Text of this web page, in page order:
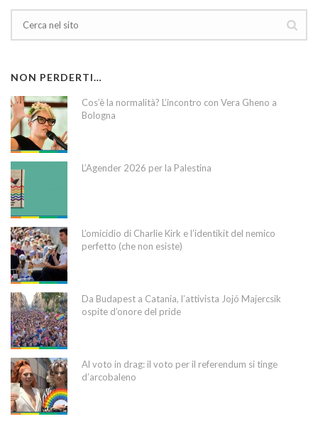
NON PERDERTI…
Cos’è la normalità? L’incontro con Vera Gheno a
Bologna
L’Agender 2026 per la Palestina
L’omicidio di Charlie Kirk e l’identikit del nemico
perfetto (che non esiste)
Da Budapest a Catania, l’attivista Jojó Majercsik
ospite d’onore del pride
Al voto in drag: il voto per il referendum si tinge
d’arcobaleno